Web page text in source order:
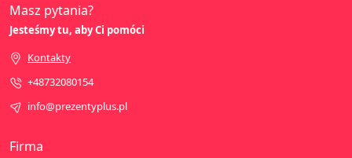
Firma
Masz pytania?
Jesteśmy tu, aby Ci pomóci
Kontakty
+48732080154
info@prezentyplus.pl